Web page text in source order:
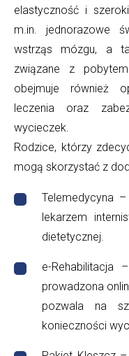
elastyczność i
m.in. jednorazowe
wstrząs mózgu, a
związane z
obejmuje również
leczenia oraz
wycieczek.
Rodzice, którzy
mogą skorzystać z
Telemedycyna
lekarzem
dietetycznej.
e-Rehabilitacja
prowadzona
pozwala na
konieczności